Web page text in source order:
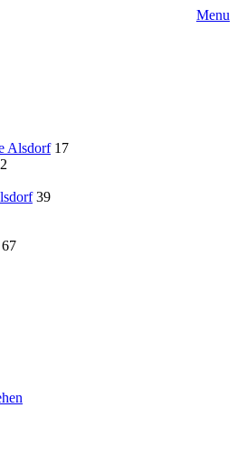
Menu
Alsdorf 17
39
67